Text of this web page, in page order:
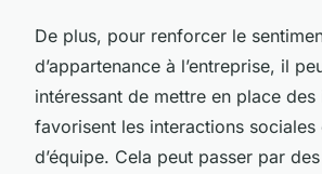
De plus, pour renforcer le
d’appartenance à l’entreprise, il
intéressant de mettre en place
favorisent les interactions sociales
d’équipe. Cela peut passer par